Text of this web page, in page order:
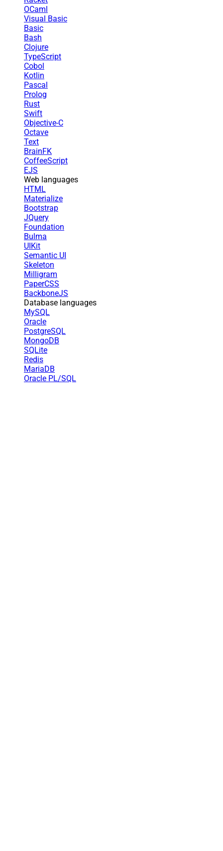
OCaml
Visual Basic
Basic
Bash
Clojure
TypeScript
Cobol
Kotlin
Pascal
Prolog
Rust
Swift
Objective-C
Octave
Text
BrainFK
CoffeeScript
EJS
Web languages
HTML
Materialize
Bootstrap
JQuery
Foundation
Bulma
UIKit
Semantic UI
Skeleton
Milligram
PaperCSS
BackboneJS
Database languages
MySQL
Oracle
PostgreSQL
MongoDB
SQLite
Redis
MariaDB
Oracle PL/SQL